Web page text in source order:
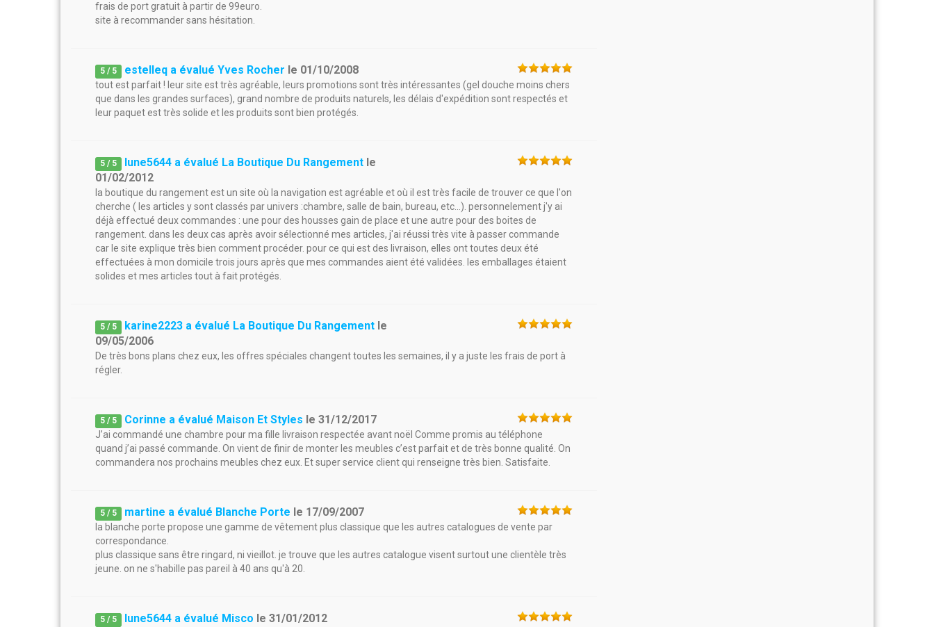
frais de port gratuit à partir de 99euro.
site à recommander sans hésitation.
5 / 5 estelleq a évalué Yves Rocher le 01/10/2008
tout est parfait ! leur site est très agréable, leurs promotions sont très intéressantes (gel douche moins chers
que dans les grandes surfaces), grand nombre de produits naturels, les délais d'expédition sont respectés et
leur paquet est très solide et les produits sont bien protégés.
5 / 5 lune5644 a évalué La Boutique Du Rangement le
01/02/2012
la boutique du rangement est un site où la navigation est agréable et où il est très facile de trouver ce que l'on
cherche ( les articles y sont classés par univers :chambre, salle de bain, bureau, etc...). personnelement j'y ai
déjà effectué deux commandes : une pour des housses gain de place et une autre pour des boites de
rangement. dans les deux cas après avoir sélectionné mes articles, j'ai réussi très vite à passer commande
car le site explique très bien comment procéder. pour ce qui est des livraison, elles ont toutes deux été
effectuées à mon domicile trois jours après que mes commandes aient été validées. les emballages étaient
solides et mes articles tout à fait protégés.
5 / 5 karine2223 a évalué La Boutique Du Rangement le
09/05/2006
De très bons plans chez eux, les offres spéciales changent toutes les semaines, il y a juste les frais de port à
régler.
5 / 5 Corinne a évalué Maison Et Styles le31/12/2017
J’ai commandé une chambre pour ma fille livraison respectée avant noël Comme promis au téléphone
quand j’ai passé commande. On vient de finir de monter les meubles c’est parfait et de très bonne qualité. On
commandera nos prochains meubles chez eux. Et super service client qui renseigne très bien. Satisfaite.
5 / 5 martine a évalué Blanche Porte le 17/09/2007
la blanche porte propose une gamme de vêtement plus classique que les autres catalogues de vente par
correspondance.
plus classique sans être ringard, ni vieillot. je trouve que les autres catalogue visent surtout une clientèle très
jeune. on ne s'habille pas pareil à 40 ans qu'à 20.
5 / 5 lune5644 a évalué Misco le31/01/2012